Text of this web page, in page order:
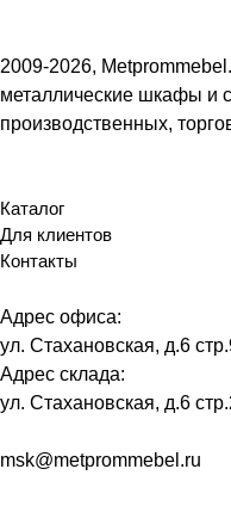
2009-2026,
металлические шкафы и
производственных,
Каталог
Для клиентов
Контакты
Адрес офиса:
ул. Стахановская, д.6
Адрес склада:
ул. Стахановская, д.6
msk@metprommebel.ru